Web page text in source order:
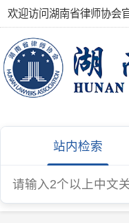
欢迎访问湖南省律师协会官